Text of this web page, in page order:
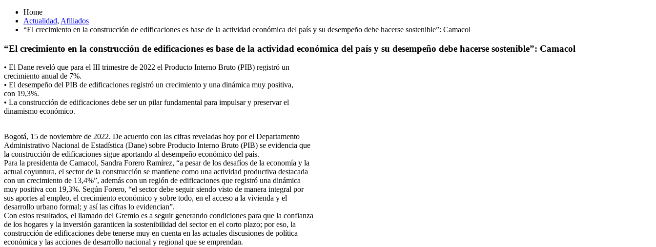
Home
Actualidad, Afiliados
“El crecimiento en la construcción de edificaciones es base de la actividad económica del país y su desempeño debe hacerse sostenible”: Camacol
“El crecimiento en la construcción de edificaciones es base de la actividad económica del país y su desempeño debe hacerse sostenible”: Camacol
• El Dane reveló que para el III trimestre de 2022 el Producto Interno Bruto (PIB) registró un
crecimiento anual de 7%.
• El desempeño del PIB de edificaciones registró un crecimiento y una dinámica muy positiva,
con 19,3%.
• La construcción de edificaciones debe ser un pilar fundamental para impulsar y preservar el
dinamismo económico.
Bogotá, 15 de noviembre de 2022. De acuerdo con las cifras reveladas hoy por el Departamento
Administrativo Nacional de Estadística (Dane) sobre Producto Interno Bruto (PIB) se evidencia que
la construcción de edificaciones sigue aportando al desempeño económico del país.
Para la presidenta de Camacol, Sandra Forero Ramírez, “a pesar de los desafíos de la economía y la
actual coyuntura, el sector de la construcción se mantiene como una actividad productiva destacada
con un crecimiento de 13,4%”, además con un reglón de edificaciones que registró una dinámica
muy positiva con 19,3%. Según Forero, “el sector debe seguir siendo visto de manera integral por
sus aportes al empleo, el crecimiento económico y sobre todo, en el acceso a la vivienda y el
desarrollo urbano formal; y así las cifras lo evidencian”.
Con estos resultados, el llamado del Gremio es a seguir generando condiciones para que la confianza
de los hogares y la inversión garanticen la sostenibilidad del sector en el corto plazo; por eso, la
construcción de edificaciones debe tenerse muy en cuenta en las actuales discusiones de política
económica y las acciones de desarrollo nacional y regional que se emprendan.